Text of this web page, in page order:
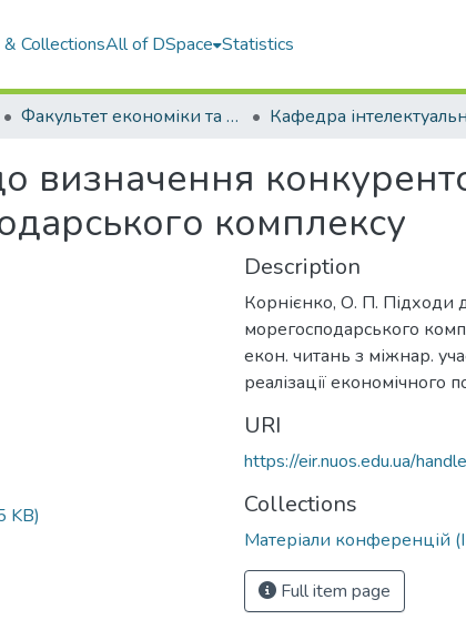
CollectionsAll of DSpace Statistics
Факультет економіки та екології моря (ФЕЕМ)
визначення
комплексу
KB)
Description
Корнієнко, О. П. Підходи
морегосподарського
екон. читань з міжнар.
реалізації
URI
https://eir.nuos.edu.ua/
Collections
Матеріали конференцій
Full item page